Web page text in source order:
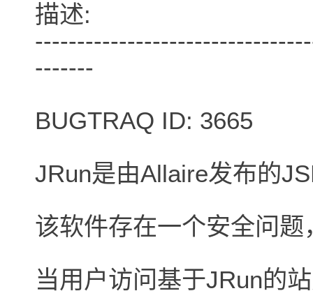
描述:
-------
BUGTRAQ ID: 3665
JRun是由Allaire发布的
该软件存在一个安全问
当用户访问基于JRun的